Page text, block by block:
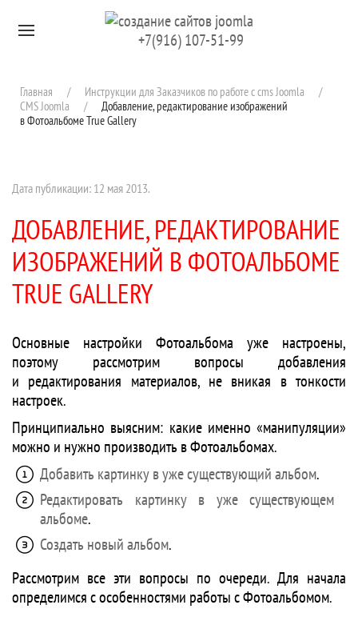
Перейти к содержимому+7(916) 107-51-99
Главная
Инструкции для Заказчиков по работе с cms Joomla
CMS Joomla
Добавление, редактирование изображений
в Фотоальбоме True Gallery
Дата публикации: 12 мая 2013.
ДОБАВЛЕНИЕ, РЕДАКТИРОВАНИЕ
ИЗОБРАЖЕНИЙ В ФОТОАЛЬБОМЕ
TRUE GALLERY
Основные настройки Фотоальбома уже настроены,
поэтому рассмотрим вопросы добавления
и редактирования материалов, не вникая в тонкости
настроек.
Принципиально выясним: какие именно «манипуляции»
можно и нужно производить в Фотоальбомах.
Добавить картинку в уже существующий альбом.
Редактировать картинку в уже существующем
альбоме.
Создать новый альбом.
Рассмотрим все эти вопросы по очереди. Для начала
определимся с особенностями работы с Фотоальбомом.